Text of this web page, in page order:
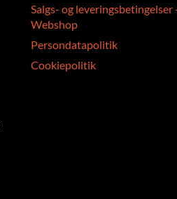
Salgs- og leveringsbetingelser
Webshop
Persondatapolitik
Cookiepolitik